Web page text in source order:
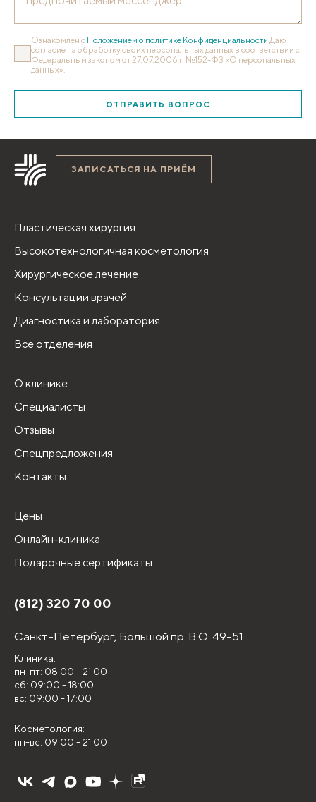
Ознакомлен с Положением о политике Конфиденциальности Даю
согласие на обработку своих персональных данных в соответствии с
Федеральным законом от 27.07.2006 г. №152-ФЗ «О персональных
данных».
ОТПРАВИТЬ ВОПРОС
ЗАПИСАТЬСЯ НА ПРИЁМ
Пластическая хирургия
Высокотехнологичная косметология
Хирургическое лечение
Консультации врачей
Диагностика и лаборатория
Все отделения
О клинике
Специалисты
Отзывы
Спецпредложения
Контакты
Цены
Онлайн-клиника
Подарочные сертификаты
(812) 320 70 00
Санкт-Петербург, Большой пр. В.О. 49-51
Клиника:
пн-пт: 08:00 - 21:00
сб: 09:00 - 18:00
вс: 09:00 - 17:00
Косметология:
пн-вс: 09:00 - 21:00